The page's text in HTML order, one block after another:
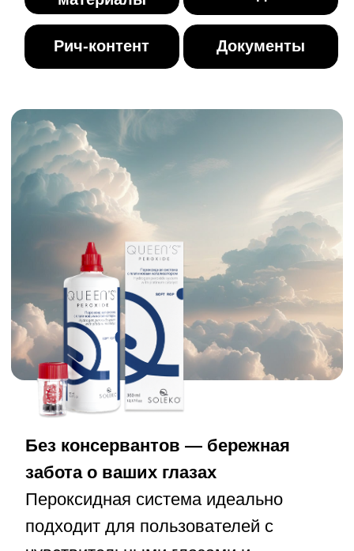
Пероксидная система идеально
подходит для пользователей с
чувствительными глазами и
склонностью к аллергическим
минимизирует риск раздражения и
обеспечивает комфорт при
использовании контактных линз.
Глубокая дезинфекция и
3%-ная перекись водорода —
золотой стандарт антимикробной
обработки. Раствор эффективно
удаляет бактерии, грибки и
отложения, гарантируя безопасное
ношение линз каждый день.
Удобство и простота
использования
Одноэтапная система с платиновым
за линзами простым и быстрым.
Нейтрализация раствора за 6 часов
линзы на следующий день.